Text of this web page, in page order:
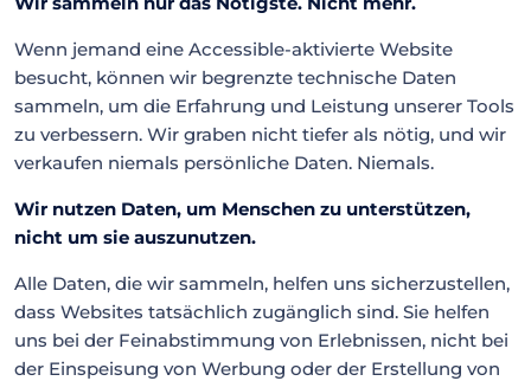
Wenn jemand eine Accessible-aktivierte Website
besucht, können wir begrenzte technische Daten
sammeln, um die Erfahrung und Leistung unserer Tools
zu verbessern. Wir graben nicht tiefer als nötig, und wir
verkaufen niemals persönliche Daten. Niemals.
Wir nutzen Daten, um Menschen zu unterstützen,
nicht um sie auszunutzen.
Alle Daten, die wir sammeln, helfen uns sicherzustellen,
dass Websites tatsächlich zugänglich sind. Sie helfen
uns bei der Feinabstimmung von Erlebnissen, nicht bei
der Einspeisung von Werbung oder der Erstellung von